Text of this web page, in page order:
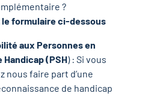
?
le formulaire ci-dessous
aux Personnes en
(PSH) : Si vous
nous faire part d’une
de handicap